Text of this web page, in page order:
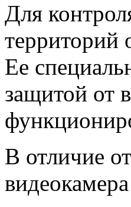
Для
территорий
Ее
защитой от
В отличие